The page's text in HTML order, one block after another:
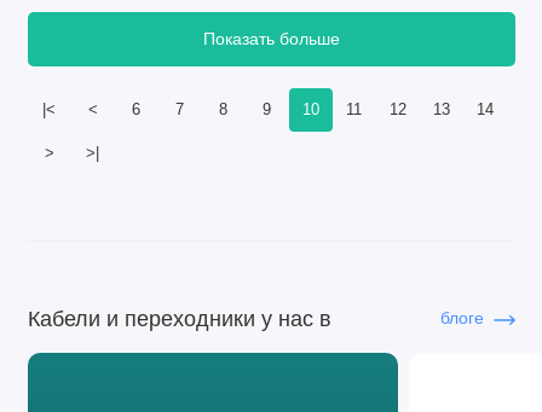
|< < 6 7 8 9 10 11 12 13 14
> >|
Показать больше
Кабели и переходники у нас в блоге